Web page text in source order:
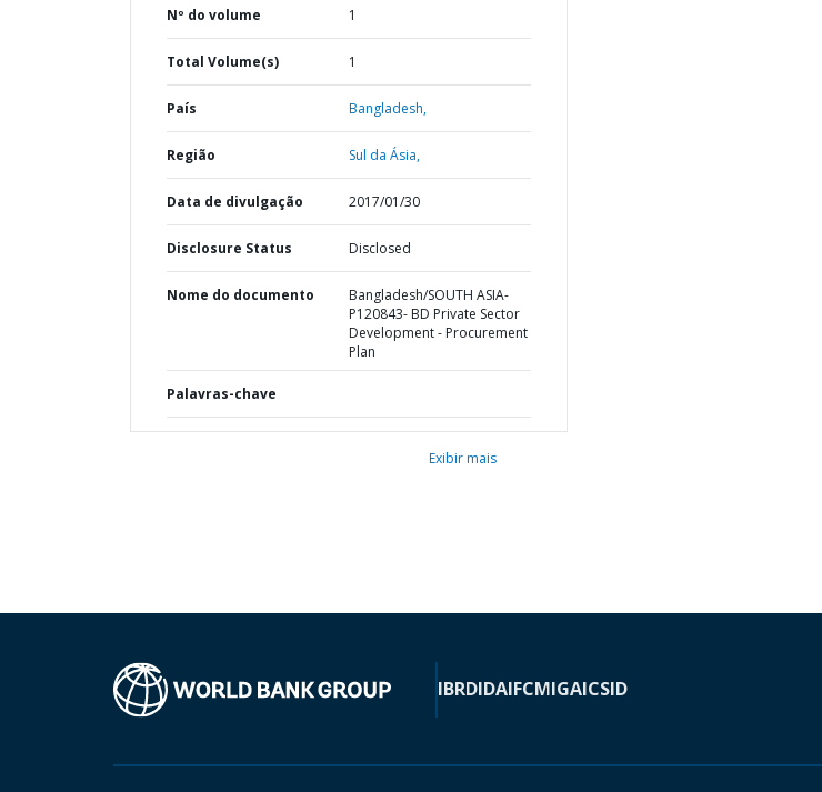
Nº do volume 1
Total Volume(s) 1
País Bangladesh,
Região Sul da Ásia,
Data de divulgação 2017/01/30
Disclosure Status Disclosed
Nome do documento
Bangladesh/SOUTH ASIA-
P120843- BD Private Sector
Development - Procurement
Plan
Palavras-chave
Exibir mais
IBRDIDAIFCMIGAICSID